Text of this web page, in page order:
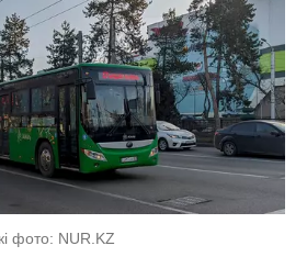
фото: NUR.KZ